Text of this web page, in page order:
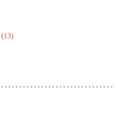
(13)